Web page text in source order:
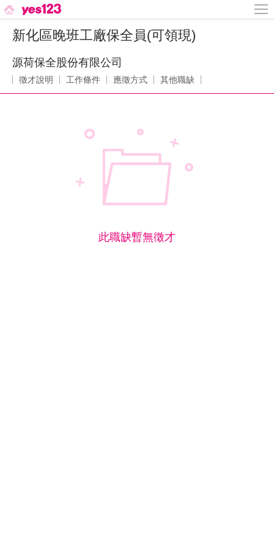
新化區晚班工廠保全員(可領現)
源荷保全股份有限公司
徵才說明 工作條件 應徵方式 其他職缺
此職缺暫無徵才